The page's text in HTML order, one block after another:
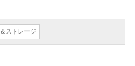
ストレージ